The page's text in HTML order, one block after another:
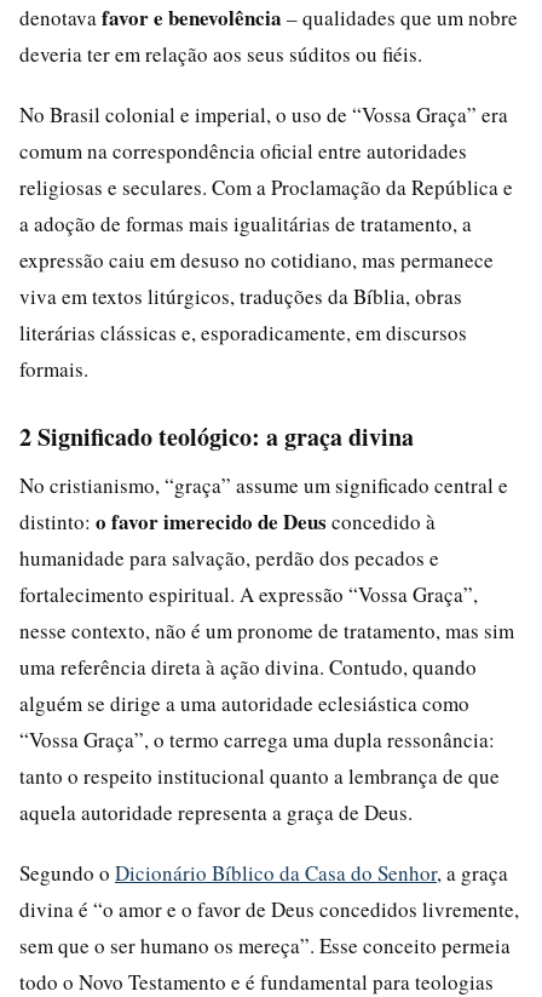
denotava favor e benevolência – qualidades que um nobre
deveria ter em relação aos seus súditos ou fiéis.
No Brasil colonial e imperial, o uso de “Vossa Graça” era
comum na correspondência oficial entre autoridades
religiosas e seculares. Com a Proclamação da República e
a adoção de formas mais igualitárias de tratamento, a
expressão caiu em desuso no cotidiano, mas permanece
viva em textos litúrgicos, traduções da Bíblia, obras
literárias clássicas e, esporadicamente, em discursos
formais.
2 Significado teológico: a graça divina
No cristianismo, “graça” assume um significado central e
distinto: o favor imerecido de Deus concedido à
humanidade para salvação, perdão dos pecados e
fortalecimento espiritual. A expressão “Vossa Graça”,
nesse contexto, não é um pronome de tratamento, mas sim
uma referência direta à ação divina. Contudo, quando
alguém se dirige a uma autoridade eclesiástica como
“Vossa Graça”, o termo carrega uma dupla ressonância:
tanto o respeito institucional quanto a lembrança de que
aquela autoridade representa a graça de Deus.
Segundo o Dicionário Bíblico da Casa do Senhor, a graça
divina é “o amor e o favor de Deus concedidos livremente,
sem que o ser humano os mereça”. Esse conceito permeia
todo o Novo Testamento e é fundamental para teologias